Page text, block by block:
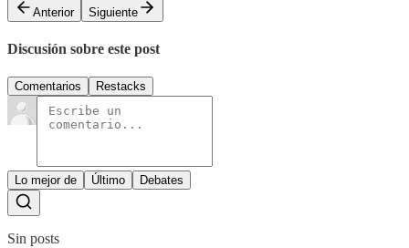
Anterior
Siguiente
Discusión sobre este post
Comentarios Restacks
Lo mejor de Último Debates
Sin posts